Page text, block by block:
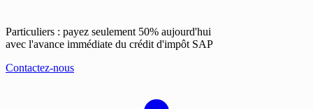
Particuliers : payez seulement 50% aujourd'hui
avec l'avance immédiate du crédit d'impôt SAP
Contactez-nous